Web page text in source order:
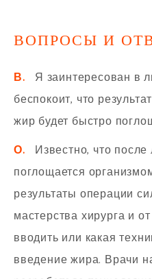
ВОПРОСЫ И
В. Я заинтересован в
беспокоит, что
жир будет быстро
О. Известно, что
поглощается
результаты операции
мастерства хирурга и
вводить или какая
введение жира. Врачи